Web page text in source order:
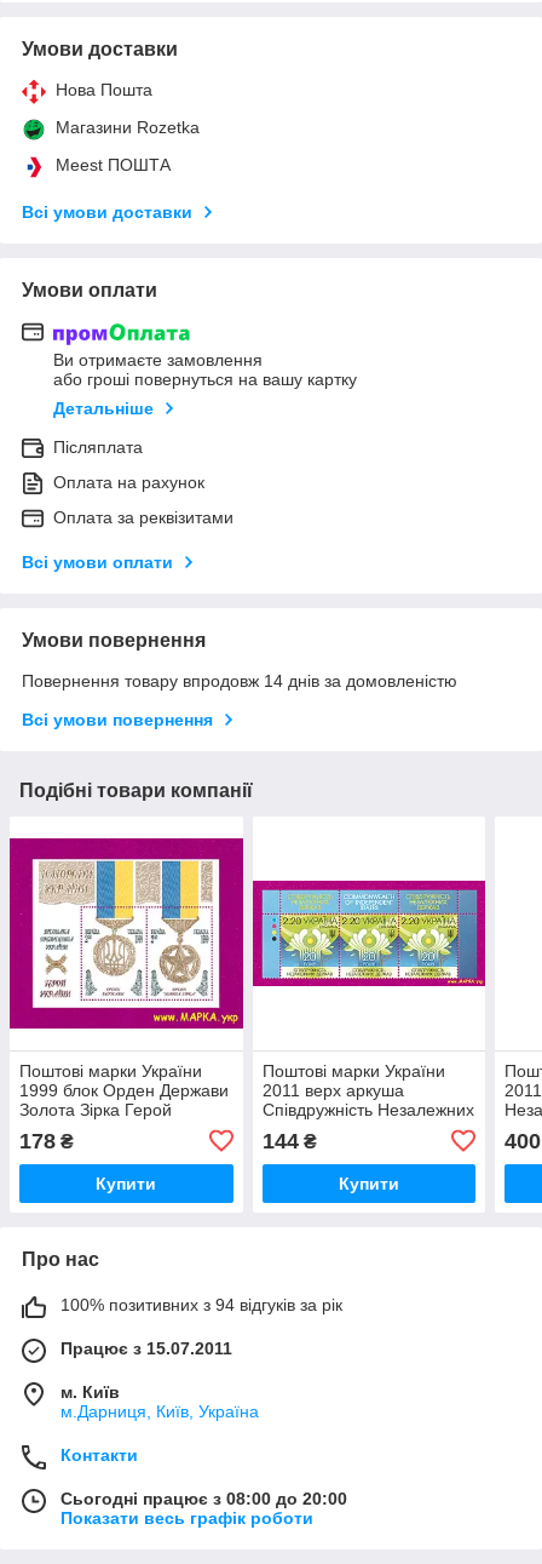
Умови доставки
Нова Пошта
Магазини Rozetka
Meest ПОШТА
Всі умови доставки
Умови оплати
Ви отримаєте замовлення
або гроші повернуться на вашу картку
Детальніше
Післяплата
Оплата на рахунок
Оплата за реквізитами
Всі умови оплати
Умови повернення
Повернення товару впродовж 14 днів за домовленістю
Всі умови повернення
Подібні товари компанії
Поштові марки України
1999 блок Орден Держави
Золота Зірка Герой
178 ₴
Купити
Поштові марки України
2011 верх аркуша
Співдружність Незалежних
144₴
Купити
400
Про нас
100% позитивних з 94 відгуків за рік
Працює з 15.07.2011
м. Київ
м.Дарниця, Київ, Україна
Контакти
Сьогодні працює з 08:00 до 20:00
Показати весь графік роботи